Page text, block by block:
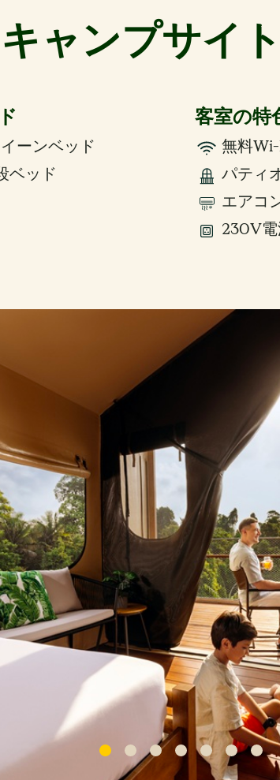
キャンプサイ
ーンベッド
ベッド
客室の特
無料
パティ
エアコ
230V電